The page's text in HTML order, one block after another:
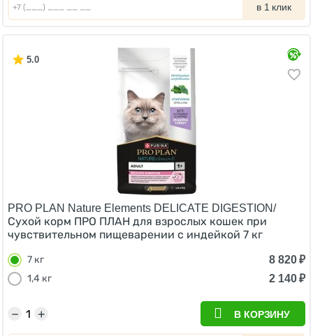
в 1 клик
5.0
PRO PLAN Nature Elements DELICATE DIGESTION/
Сухой корм ПРО ПЛАН для взрослых кошек при
чувствительном пищеварении с индейкой 7 кг
7 кг 8 820₽
1,4 кг
2 140₽
+
− В КОРЗИНУ